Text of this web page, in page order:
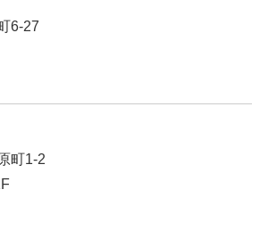
6-27
町1-2